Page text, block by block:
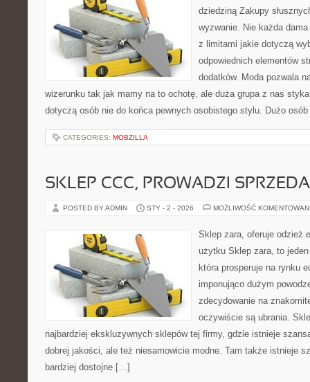
dziedziną Zakupy
wyzwanie. Nie każda
z limitami jakie dotyczą
odpowiednich elementów
dodatków. Moda pozwala
wizerunku tak jak mamy na to ochotę, ale duża grupa z nas
dotyczą osób nie do końca pewnych osobistego stylu. Dużo
CATEGORIES: MOBZILLA
SKLEP CCC, PROWADZI
POSTED BY ADMIN STY - 2 - 2026 MOŻLIWOŚĆ
Sklep zara, oferuje odzież
użytku Sklep zara, to
która prosperuje na rynku
imponująco dużym
zdecydowanie na
oczywiście są ubrania.
najbardziej ekskluzywnych sklepów tej firmy, gdzie istnieje
dobrej jakości, ale też niesamowicie modne. Tam także istnieje
bardziej dostojne […]